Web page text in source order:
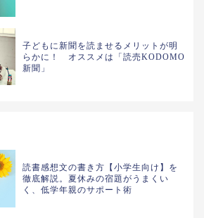
子どもに新聞を読ませるメリットが明
らかに！ オススメは「読売KODOMO
新聞」
読書感想文の書き方【小学生向け】を
徹底解説。夏休みの宿題がうまくい
く、低学年親のサポート術